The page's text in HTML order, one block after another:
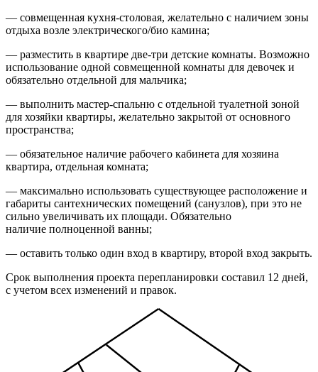
— совмещенная кухня-столовая, желательно с наличием зоны
отдыха возле электрического/био камина;
— разместить в квартире две-три детские комнаты. Возможно
использование одной совмещенной комнаты для девочек и
обязательно отдельной для мальчика;
— выполнить мастер-спальню с отдельной туалетной зоной
для хозяйки квартиры, желательно закрытой от основного
пространства;
— обязательное наличие рабочего кабинета для хозяина
квартира, отдельная комната;
— максимально использовать существующее расположение и
габариты сантехнических помещений (санузлов), при это не
сильно увеличивать их площади. Обязательно
наличие полноценной ванны;
— оставить только один вход в квартиру, второй вход закрыть.
Срок выполнения проекта перепланировки составил 12 дней,
с учетом всех изменений и правок.